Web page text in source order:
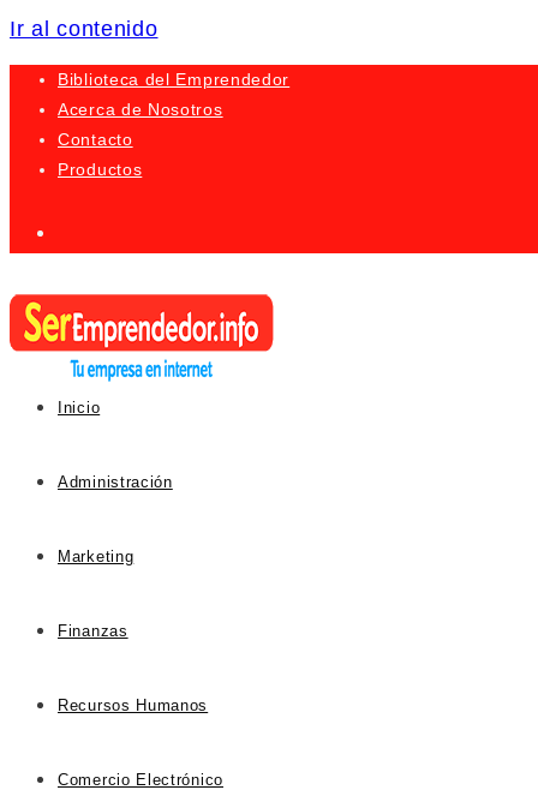
Ir al contenido
Biblioteca del Emprendedor
Acerca de Nosotros
Contacto
Productos
Inicio
Administración
Marketing
Finanzas
Recursos Humanos
Comercio Electrónico